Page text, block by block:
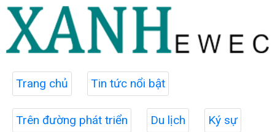
Trang chủ Tin tức nổi bật
Trên đường phát triển Du lịch Ký sự